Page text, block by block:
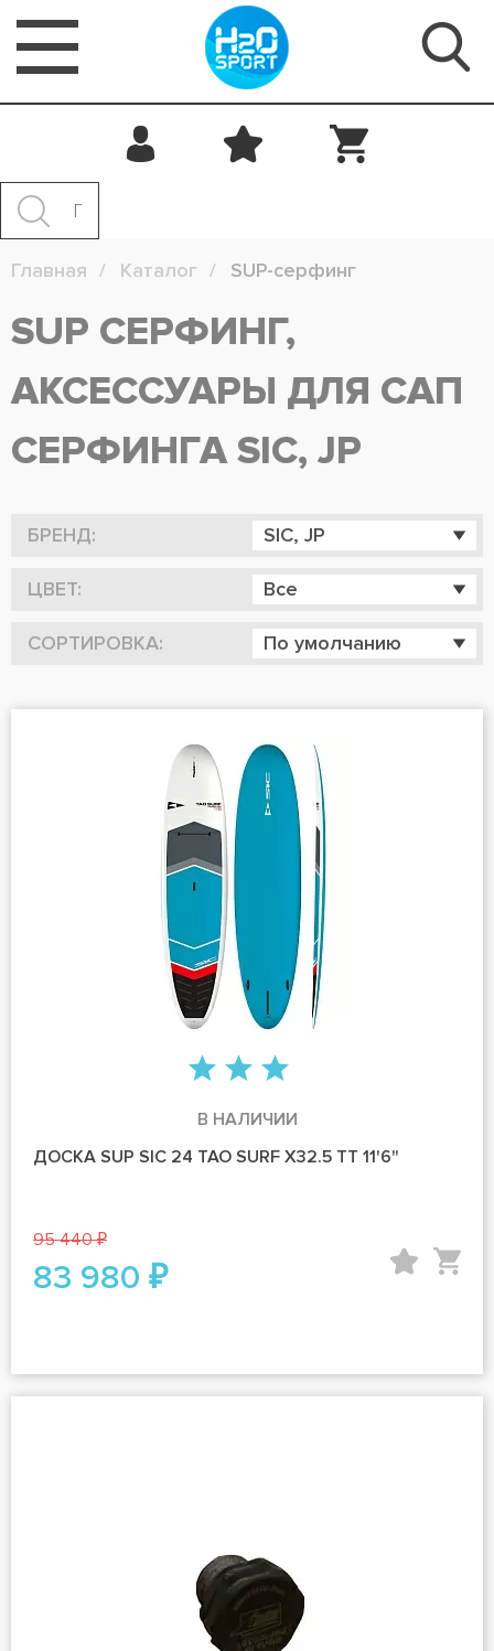
Главная Каталог SUP-серфинг
SUP СЕРФИНГ,
АКСЕССУАРЫ ДЛЯ САП
СЕРФИНГА SIC, JP
БРЕНД: SIC, JP
ЦВЕТ: Все
СОРТИРОВКА: По умолчанию
В НАЛИЧИИ
ДОСКА SUP SIC 24 TAO SURF X32.5 TT 11'6"
95 440 ₽
83 980 ₽